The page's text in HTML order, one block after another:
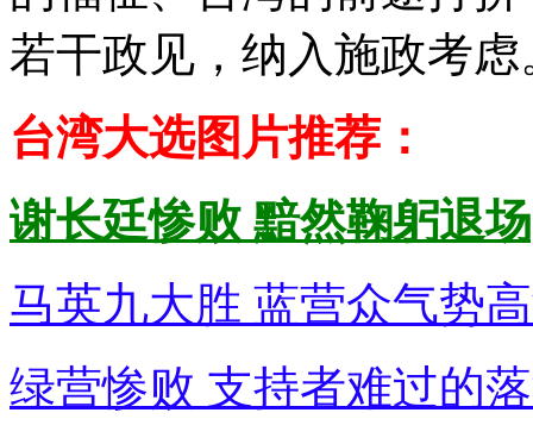
若干政见，纳入施政考虑
台湾大选图片推荐：
谢长廷惨败 黯然鞠躬退
马英九大胜 蓝营众气势
绿营惨败 支持者难过的